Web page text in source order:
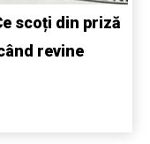
scoți din priză
revine